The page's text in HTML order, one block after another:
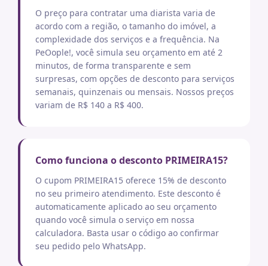
O preço para contratar uma diarista varia de
acordo com a região, o tamanho do imóvel, a
complexidade dos serviços e a frequência. Na
PeOople!, você simula seu orçamento em até 2
minutos, de forma transparente e sem
surpresas, com opções de desconto para serviços
semanais, quinzenais ou mensais. Nossos preços
variam de R$ 140 a R$ 400.
Como funciona o desconto PRIMEIRA15?
O cupom PRIMEIRA15 oferece 15% de desconto
no seu primeiro atendimento. Este desconto é
automaticamente aplicado ao seu orçamento
quando você simula o serviço em nossa
calculadora. Basta usar o código ao confirmar
seu pedido pelo WhatsApp.